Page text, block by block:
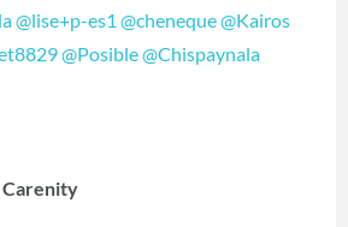
@lise+p-es1 @cheneque@Kairos
@Posible@Chispaynala
Carenity